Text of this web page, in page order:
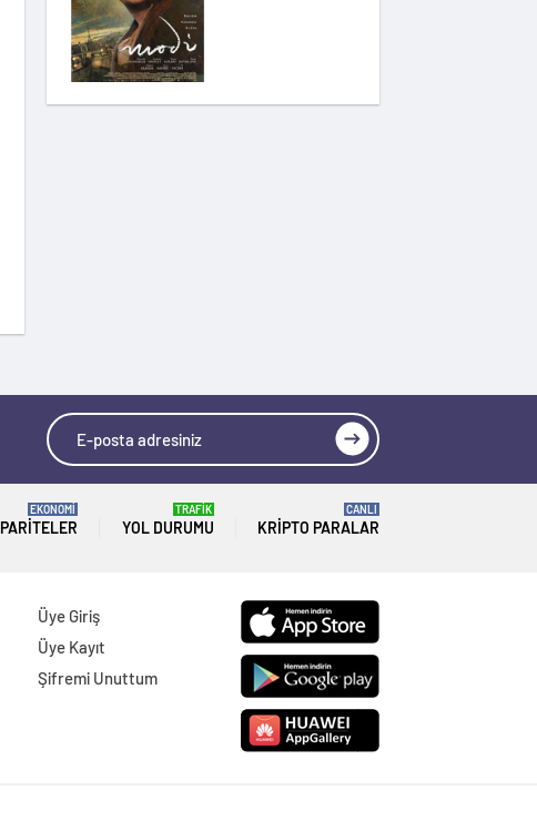
Pinokyo: Kanlı Masal
PARITELER
EKONOMİ
YOL DURUMU
TRAFİK
KRIPTO PARALAR
CANLI
Üye Giriş
Üye Kayıt
Şifremi Unuttum